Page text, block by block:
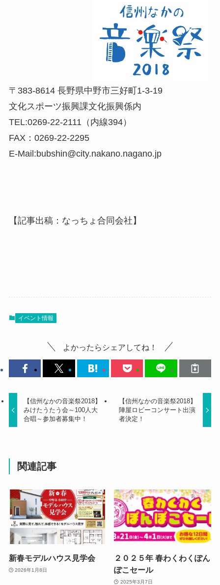
〒383-8614 長野県中野市三好町1-3-19
文化スポーツ振興課文化振興係内
TEL:0269-22-2111（内線394）
FAX：0269-22-2295
E‐Mail:bubshin@city.nakano.nagano.jp
【記事出稿：なっちょ合同会社】
イベント情報
よかったらシェアしてね！
【信州なかの音楽祭2018】
みけたうたう会～100人大
合唱～参加者募集中！
【信州なかの音楽祭2018】
陣屋ロビーコンサート出演
者決定！
関連記事
新春モデルハウス見学会
2026年1月8日
２０２５年 春わくわくぽん
ぽこセール
2025年3月7日